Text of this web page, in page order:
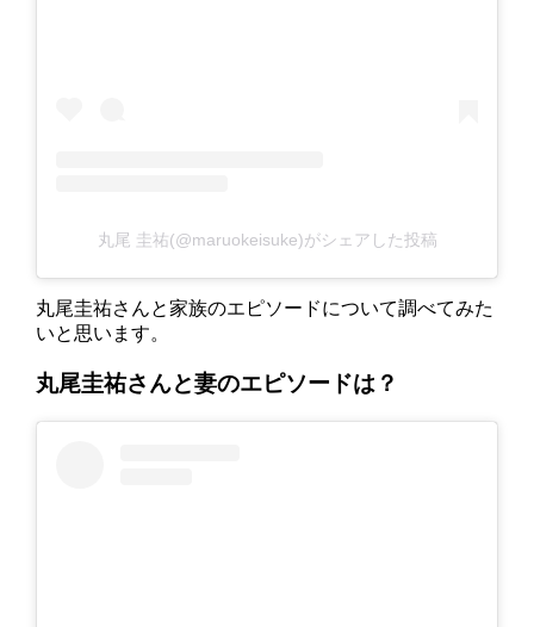
丸尾 圭祐(@maruokeisuke)がシェアした投稿
丸尾圭祐さんと家族のエピソードについて調べてみた
いと思います。
丸尾圭祐さんと妻のエピソードは？